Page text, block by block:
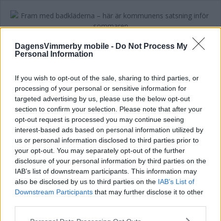
DagensVimmerby mobile - Do Not Process My
Personal Information
If you wish to opt-out of the sale, sharing to third parties, or
processing of your personal or sensitive information for
targeted advertising by us, please use the below opt-out
section to confirm your selection. Please note that after your
opt-out request is processed you may continue seeing
interest-based ads based on personal information utilized by
us or personal information disclosed to third parties prior to
your opt-out. You may separately opt-out of the further
disclosure of your personal information by third parties on the
IAB’s list of downstream participants. This information may
also be disclosed by us to third parties on the IAB’s List of
Downstream Participants that may further disclose it to other
Please note that this website/app uses one or more Google
Fram med badkläderna – här är
kommunens satsning inför sommaren
Stor uppslutning på invigningen av
Vimmerbys nya aktivitetspark:
"Fantastiskt bra"
NYHETER 12 juni 2024 14.00
Annons: